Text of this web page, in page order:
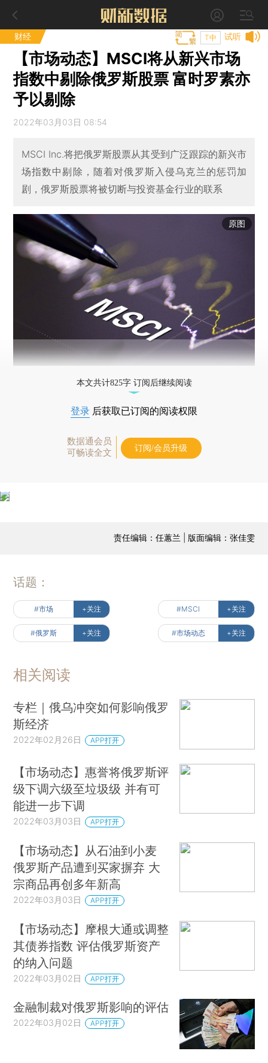
财经 试听
T中
【市场动态】MSCI将从新兴市场
指数中剔除俄罗斯股票 富时罗素亦
予以剔除
2022年03月03日 08:54
MSCI Inc.将把俄罗斯股票从其受到广泛跟踪的新兴市
场指数中剔除，随着对俄罗斯入侵乌克兰的惩罚加
剧，俄罗斯股票将被切断与投资基金行业的联系
原图
本文共计825字 订阅后继续阅读
登录 后获取已订阅的阅读权限
数据通会员
可畅读全文
订阅/会员升级
责任编辑：任蕙兰 | 版面编辑：张佳雯
话题：
#市场 +关注 #MSCI +关注
#俄罗斯 +关注 #市场动态 +关注
相关阅读
专栏｜俄乌冲突如何影响俄罗
斯经济
2022年02月26日 APP打开
【市场动态】惠誉将俄罗斯评
级下调六级至垃圾级 并有可
能进一步下调
2022年03月03日 APP打开
【市场动态】从石油到小麦
俄罗斯产品遭到买家摒弃 大
宗商品再创多年新高
2022年03月03日 APP打开
【市场动态】摩根大通或调整
其债券指数 评估俄罗斯资产
的纳入问题
2022年03月02日 APP打开
金融制裁对俄罗斯影响的评估
2022年03月02日 APP打开